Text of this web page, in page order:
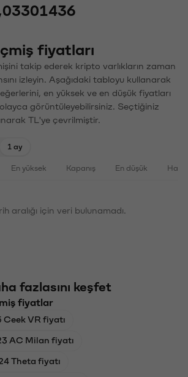
fiyatları
takip ederek kripto varlıkların zaman
izleyin. Aşağıdaki tabloyu kullanarak
en yüksek ve en düşük fiyatları
görüntüleyebilirsiniz. Seçtiğiniz
TL'ye çevrilmiştir.
1 ay
En yüksek Kapanış En düşük
aralığı için veri bulunamadı.
fazlasını keşfet
fiyatlar
VR fiyatı
AC Milan fiyatı
Theta fiyatı